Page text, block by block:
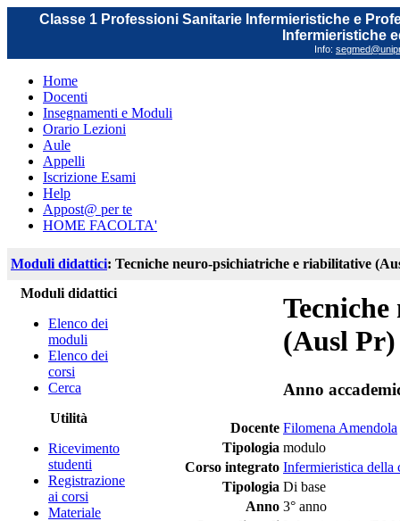
Classe 1 Professioni Sanitarie Infermieristiche e
Infermieristiche
Info:
Home
Docenti
Insegnamenti e Moduli
Orario Lezioni
Aule
Appelli
Iscrizione Esami
Help
Appost@ per te
HOME FACOLTA'
Moduli didattici: Tecniche neuro-psichiatriche e riabilitative
Moduli didattici
Elenco dei
moduli
Elenco dei
corsi
Cerca
Utilità
Ricevimento
studenti
Registrazione
ai corsi
Materiale
(Ausl Pr)
Anno
Docente Filomena Amendola
Tipologia modulo
Corso integrato Infermieristica della
Tipologia Di base
Anno 3° anno